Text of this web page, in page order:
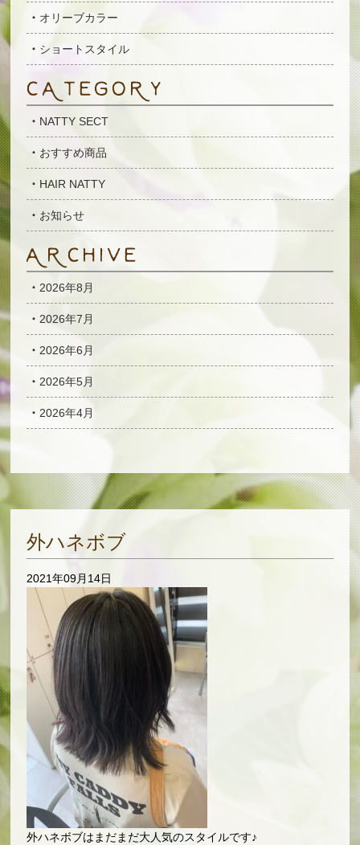
オリーブカラー
ショートスタイル
NATTY SECT
おすすめ商品
HAIR NATTY
お知らせ
2026年8月
2026年7月
2026年6月
2026年5月
2026年4月
外ハネボブ
2021年09月14日
外ハネボブはまだまだ大人気のスタイルです♪